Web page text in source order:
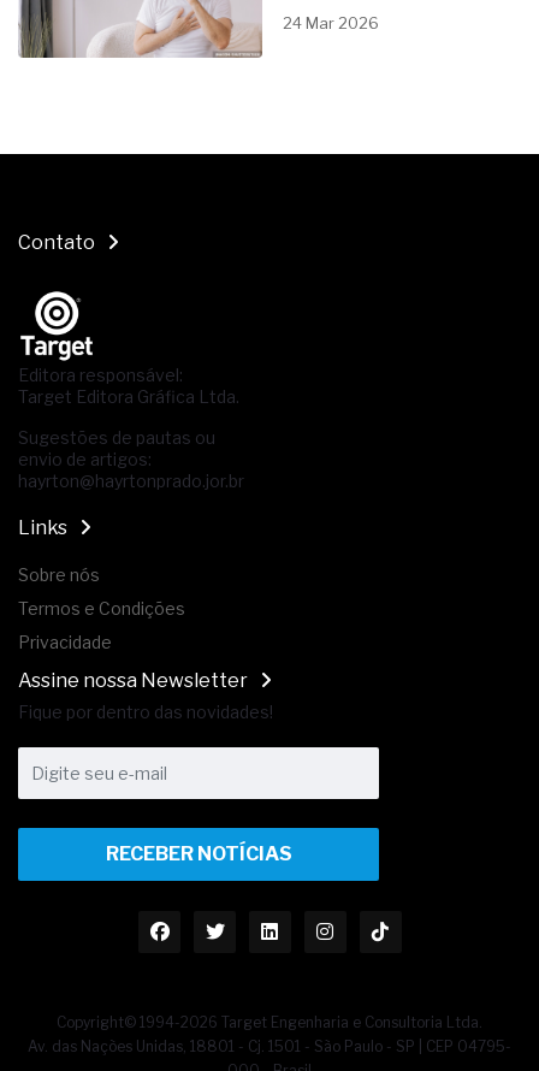
24 Mar 2026
Contato
Editora responsável:
Target Editora Gráfica Ltda.
Sugestões de pautas ou
envio de artigos:
hayrton@hayrtonprado.jor.br
Links
Sobre nós
Termos e Condições
Privacidade
Assine nossa Newsletter
Fique por dentro das novidades!
RECEBER NOTÍCIAS
Copyright© 1994-2026 Target Engenharia e Consultoria Ltda.
Av. das Nações Unidas, 18801 - Cj. 1501 - São Paulo - SP | CEP 04795-